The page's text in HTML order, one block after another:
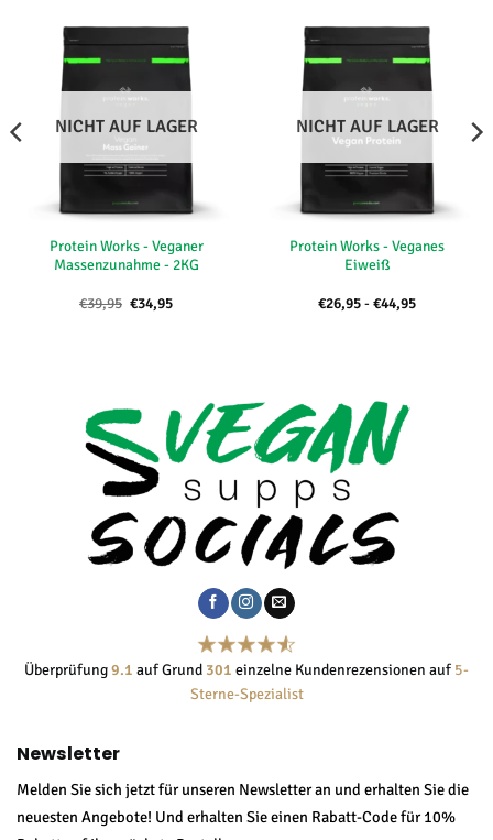
NICHT AUF LAGER
Protein Works - Veganer
Massenzunahme - 2KG
€39,95 Ursprünglicher
Preis
€34,95Aktueller
NICHT AUF LAGER
Protein Works - Veganes
Eiweiß
€26,95-€44,95
Überprüfung9.1 auf Grund 301 einzelne Kundenrezensionen auf 5-
Sterne-Spezialist
Newsletter
Melden Sie sich jetzt für unseren Newsletter an und erhalten Sie die
neuesten Angebote! Und erhalten Sie einen Rabatt-Code für 10%